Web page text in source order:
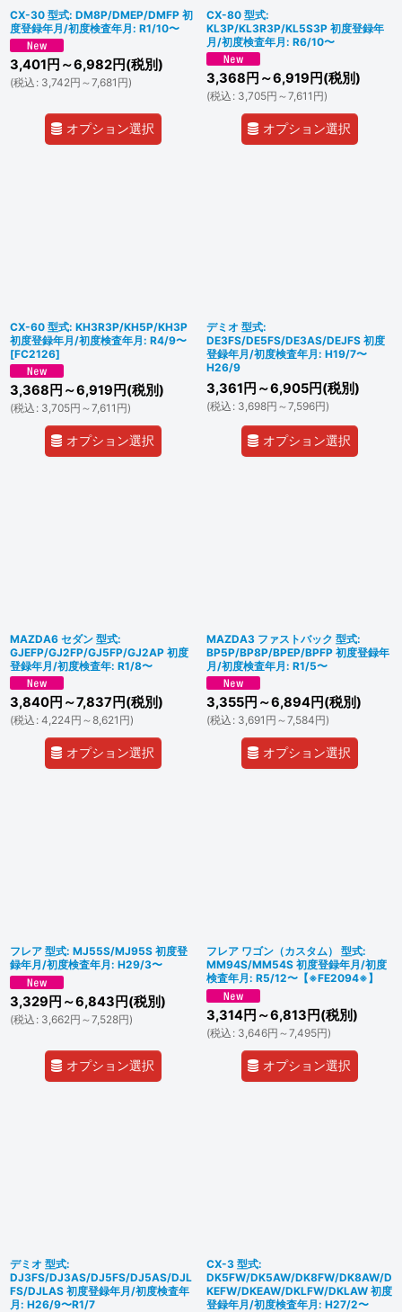
CX-30 型式: DM8P/DMEP/DMFP 初
度登録年月/初度検査年月: R1/10〜
3,401 円 ～6,982円(税別)
(税込 : 3,742円 ～7,681 円)
オプション選択
CX-80 型式:
KL3P/KL3R3P/KL5S3P 初度登録年
月/初度検査年月: R6/10〜
3,368 円 ～6,919 円(税別)
(税込 : 3,705円 ～7,611 円)
オプション選択
CX-60 型式: KH3R3P/KH5P/KH3P
初度登録年月/初度検査年月: R4/9〜
[FC2126]
3,368 円 ～6,919 円(税別)
(税込 : 3,705円 ～7,611 円)
オプション選択
デミオ 型式:
DE3FS/DE5FS/DE3AS/DEJFS 初度
登録年月/初度検査年月: H19/7〜
H26/9
3,361 円 ～6,905円(税別)
(税込 : 3,698円 ～7,596円)
オプション選択
MAZDA6 セダン 型式:
GJEFP/GJ2FP/GJ5FP/GJ2AP 初度
登録年月/初度検査年: R1/8〜
3,840円 ～7,837 円(税別)
(税込 : 4,224円 ～8,621 円)
オプション選択
MAZDA3 ファストバック 型式:
BP5P/BP8P/BPEP/BPFP 初度登録年
月/初度検査年月: R1/5〜
3,355円 ～6,894円(税別)
(税込 : 3,691 円 ～7,584円)
オプション選択
フレア 型式: MJ55S/MJ95S 初度登
録年月/初度検査年月: H29/3〜
3,329 円 ～6,843 円(税別)
(税込 : 3,662円 ～7,528円)
オプション選択
フレア ワゴン（カスタム） 型式:
MM94S/MM54S 初度登録年月/初度
検査年月: R5/12〜【※FE2094※】
3,314円 ～6,813 円(税別)
(税込 : 3,646円 ～7,495円)
オプション選択
デミオ 型式:
DJ3FS/DJ3AS/DJ5FS/DJ5AS/DJL
FS/DJLAS 初度登録年月/初度検査年
月: H26/9〜R1/7
CX-3 型式:
DK5FW/DK5AW/DK8FW/DK8AW/D
KEFW/DKEAW/DKLFW/DKLAW 初度
登録年月/初度検査年月: H27/2〜